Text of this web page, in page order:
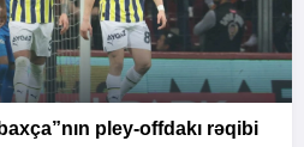
pley-offdakı rəqibi